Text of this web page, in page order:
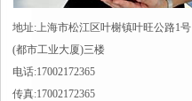
地址:上海市松江区叶榭镇叶旺公路1号
(都市工业大厦)三楼
电话:17002172365
传真:17002172365